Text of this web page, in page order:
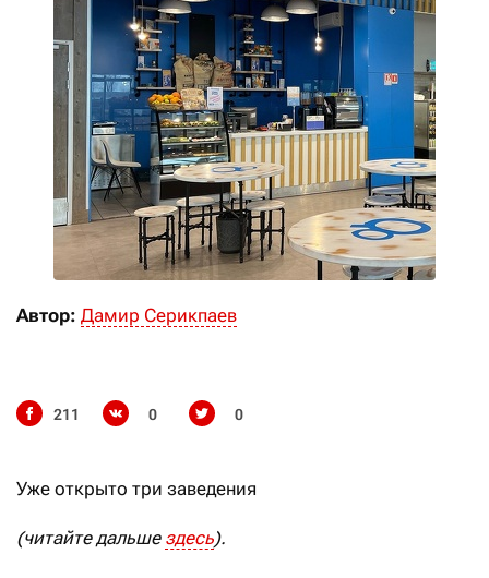
Автор: Дамир Серикпаев
211 0 0
Уже открыто три заведения
(читайте дальше здесь).